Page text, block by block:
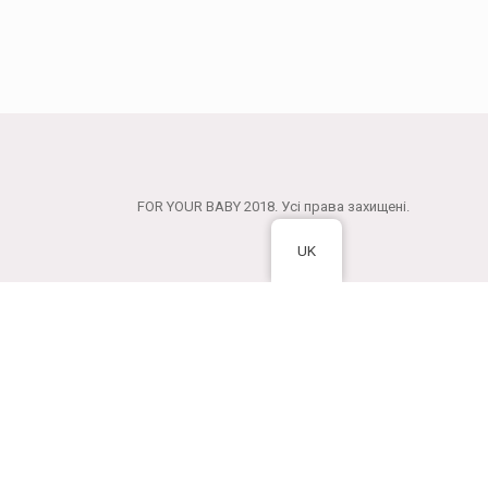
FOR YOUR BABY 2018. Усі права захищені.
UK